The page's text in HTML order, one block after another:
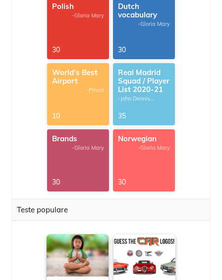
Polish
-Gloria Mary
30
Dutch
vocabulary
-Gloria Mary
30
World's Best
Airport
-Privat
10
Real Madrid
Squad / Player
List 2020-21
-John Dennis
35
Brands
-Gloria Mary
30
Norwegian
-Gloria Mary
30
Teste populare